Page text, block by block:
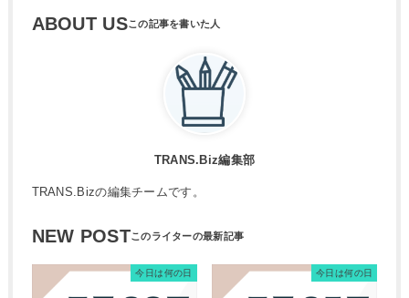
ABOUT US
TRANS.Biz編集部
TRANS.Bizの編集チームです。
NEW POST
今日は何の日 今日は何の日